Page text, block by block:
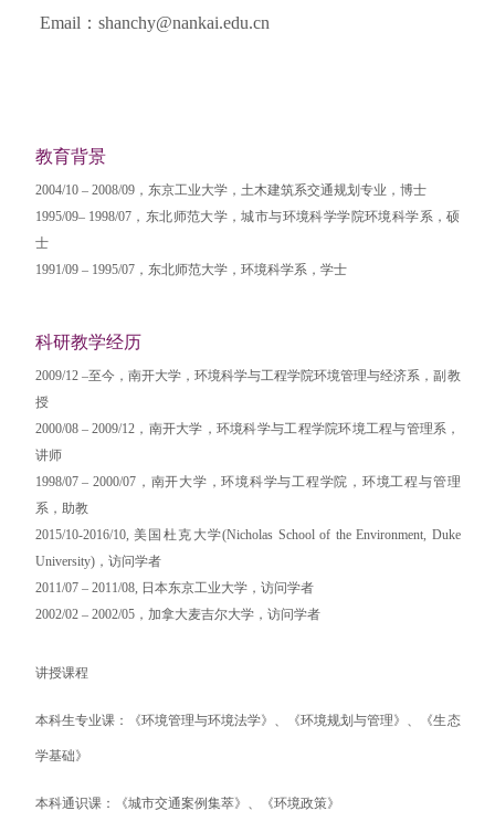
Email：shanchy@nankai.edu.cn
教育背景
2004/10 – 2008/09，东京工业大学，土木建筑系交通规划专业，博士
1995/09– 1998/07，东北师范大学，城市与环境科学学院环境科学系，硕
士
1991/09 – 1995/07，东北师范大学，环境科学系，学士
科研教学经历
2009/12 –至今，南开大学，环境科学与工程学院环境管理与经济系，副教
授
2000/08 – 2009/12，南开大学，环境科学与工程学院环境工程与管理系，
讲师
1998/07 – 2000/07，南开大学，环境科学与工程学院，环境工程与管理
系，助教
2015/10-2016/10, 美国杜克大学(Nicholas School of the Environment, Duke
University)，访问学者
2011/07 – 2011/08, 日本东京工业大学，访问学者
2002/02 – 2002/05，加拿大麦吉尔大学，访问学者
讲授课程
本科生专业课：《环境管理与环境法学》、《环境规划与管理》、《生态
学基础》
本科通识课：《城市交通案例集萃》、《环境政策》